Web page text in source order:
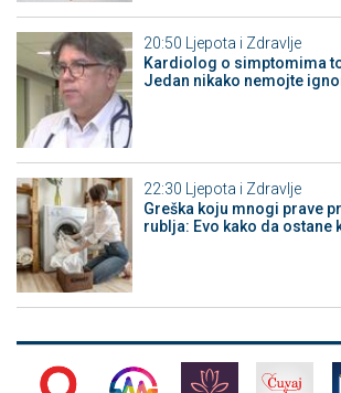
20:50
Ljepota i Zdravlje
Kardiolog o simptomima
Jedan nikako nemojte
22:30 Ljepota i Zdravlje
Greška koju mnogi prave
rublja: Evo kako da ostane